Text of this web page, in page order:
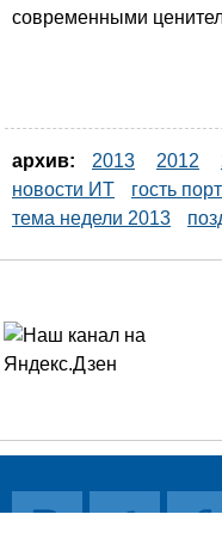
современными
архив: 2013 2012
новости ИТ
гость
тема недели 2013